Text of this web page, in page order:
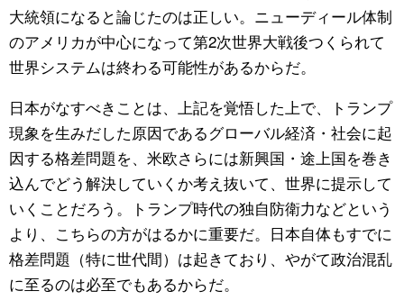
大統領になると論じたのは正しい。ニューディール体制
のアメリカが中心になって第2次世界大戦後つくられて
世界システムは終わる可能性があるからだ。
日本がなすべきことは、上記を覚悟した上で、トランプ
現象を生みだした原因であるグローバル経済・社会に起
因する格差問題を、米欧さらには新興国・途上国を巻き
込んでどう解決していくか考え抜いて、世界に提示して
いくことだろう。トランプ時代の独自防衛力などという
より、こちらの方がはるかに重要だ。日本自体もすでに
格差問題（特に世代間）は起きており、やがて政治混乱
に至るのは必至でもあるからだ。